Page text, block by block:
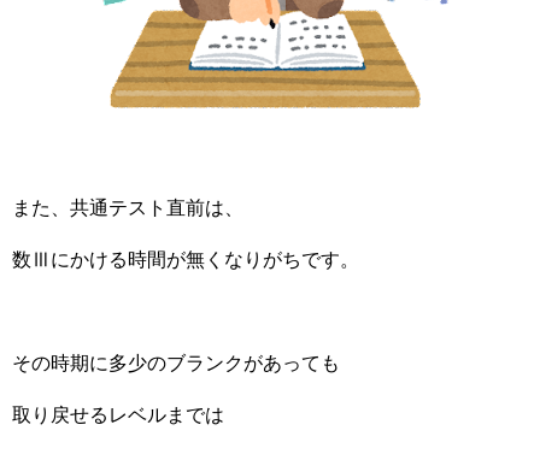
また、共通テスト直前は、
数Ⅲにかける時間が無くなりがちです。
その時期に多少のブランクがあっても
取り戻せるレベルまでは